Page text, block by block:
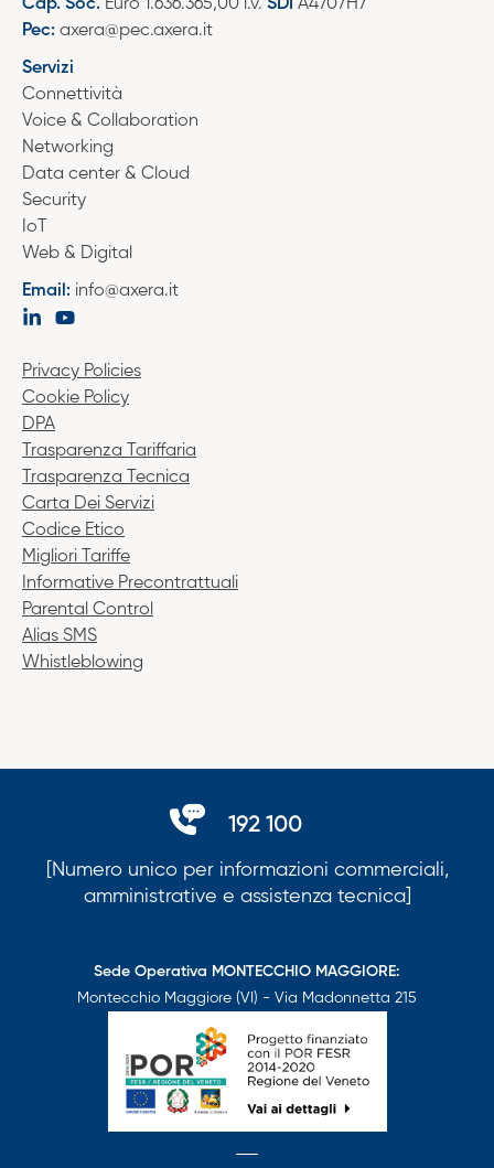
Cap. Soc. Euro 1.636.365,00 i.v. SDI A4707H7
Pec: axera@pec.axera.it
Servizi
Connettività
Voice & Collaboration
Networking
Data center & Cloud
Security
IoT
Web & Digital
Email: info@axera.it
Privacy Policies
Cookie Policy
DPA
Trasparenza Tariffaria
Trasparenza Tecnica
Carta Dei Servizi
Codice Etico
Migliori Tariffe
Informative Precontrattuali
Parental Control
Alias SMS
Whistleblowing
192 100
[Numero unico per informazioni commerciali,
amministrative e assistenza tecnica]
Sede Operativa MONTECCHIO MAGGIORE:
Montecchio Maggiore (VI) - Via Madonnetta 215